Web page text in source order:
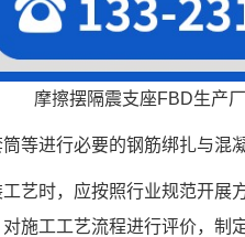
摩擦摆隔震支座FBD生产
等进行必要的钢筋绑扎与混
艺时，应按照行业规范开展
施工工艺流程进行评价，制